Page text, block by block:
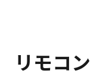
リモコン